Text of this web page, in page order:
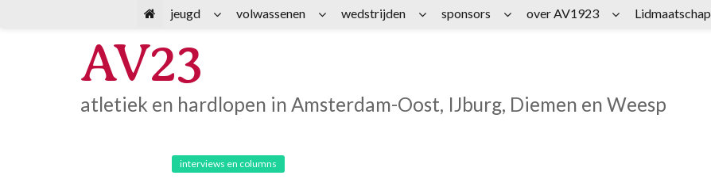
AV23
atletiek en hardlopen in Amsterdam-Oost, IJburg, Diemen en Weesp
interviews en columns
jeugd volwassenen wedstrijden sponsors over AV1923 Lidmaatschap